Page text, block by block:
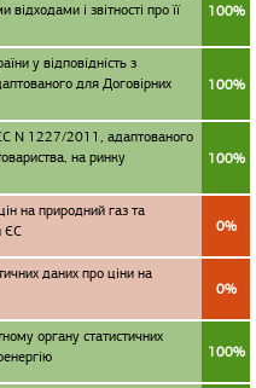
і звітності про її
100%
у відповідність з
для Договірних
100%
N 1227/2011, адаптованого
на ринку
100%
на природний газ та
ЄС
0%
даних про ціни на
0%
органу статистичних
100%